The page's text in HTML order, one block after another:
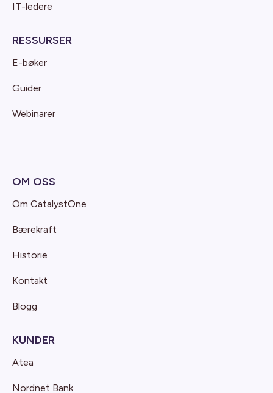
IT-ledere
RESSURSER
E-bøker
Guider
Webinarer
OM OSS
Om CatalystOne
Bærekraft
Historie
Kontakt
Blogg
KUNDER
Atea
Nordnet Bank